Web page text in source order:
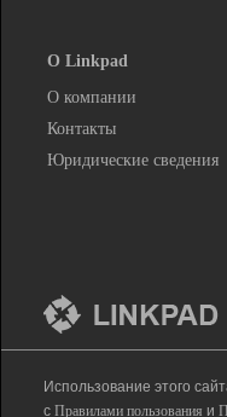
О Linkpad
О компании
Контакты
Юридические сведения
Использование этого
с Правилами пользования и